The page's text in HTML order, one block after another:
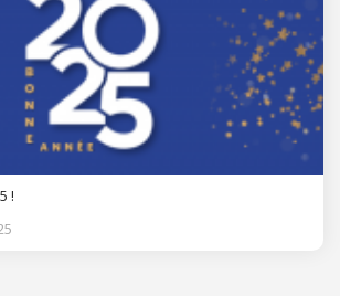
!